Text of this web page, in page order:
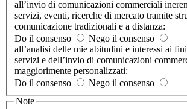
all’invio di comunicazioni commerciali
servizi, eventi, ricerche di mercato tramite
comunicazione tradizionali e a distanza:
Do il consenso
Nego il consenso
all’analisi delle mie abitudini e interessi ai
servizi e dell’invio di comunicazioni
maggiorimente personalizzati:
Do il consenso
Nego il consenso
Note